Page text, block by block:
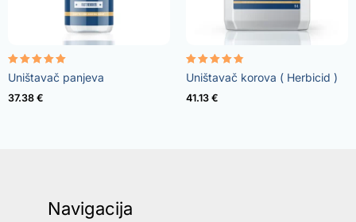
Rated
5.00
out of 5
Uništavač panjeva
37.38 €
Rated
4.73
out of 5
Uništavač korova ( Herbicid )
41.13 €
Navigacija